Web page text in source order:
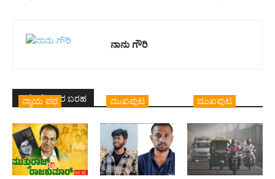
ನಾನು ಗೌರಿ
ಇದೇ ಲೇಖಕರ ಬರಹ
ನ್ಯಾಯ ಪಥ ಮುಖಪುಟ ಮುಖಪುಟ